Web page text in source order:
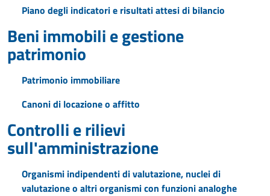
Piano degli indicatori e risultati attesi di bilancio
Beni immobili e gestione
patrimonio
Patrimonio immobiliare
Canoni di locazione o affitto
Controlli e rilievi
sull'amministrazione
Organismi indipendenti di valutazione, nuclei di
valutazione o altri organismi con funzioni analoghe